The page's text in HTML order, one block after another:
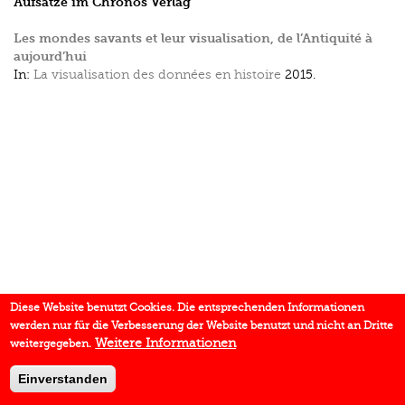
Les mondes savants et leur visualisation, de l’Antiquité à
aujourd’hui
In: La visualisation des données en histoire 2015.
Diese Website benutzt Cookies. Die entsprechenden Informationen
werden nur für die Verbesserung der Website benutzt und nicht an Dritte
weitergegeben. Weitere Informationen
Einverstanden